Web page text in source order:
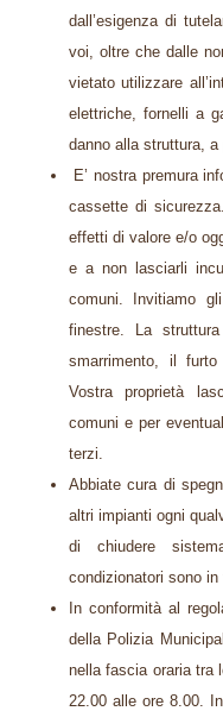
dall’esigenza di
voi, oltre che dalle
vietato utilizzare
elettriche, fornelli a
danno alla struttura, a
E’ nostra premura
cassette di
effetti di valore e/o
e a non lasciarli
comuni. Invitiamo
finestre. La
smarrimento, il
Vostra proprietà
comuni e per
terzi.
Abbiate cura di
altri impianti ogni
di chiudere
condizionatori sono in
In conformità al
della Polizia
nella fascia oraria tra
22.00 alle ore 8.00.